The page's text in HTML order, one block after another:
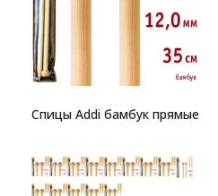
Спицы Addi бамбук прямые